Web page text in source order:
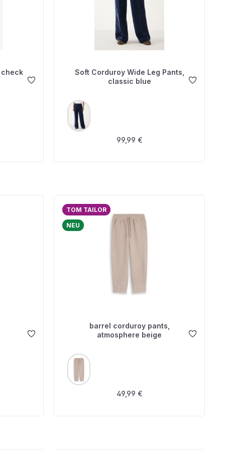
Soft Corduroy Wide Leg Pants,
classic blue
FARBE
Regulärer Preis:
99,99 €
TOM TAILOR
NEU
barrel corduroy pants,
atmosphere beige
FARBE
Regulärer Preis:
49,99 €